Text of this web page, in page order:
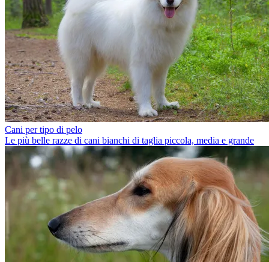
Cani per tipo di pelo
Le più belle razze di cani bianchi di taglia piccola, media e grande